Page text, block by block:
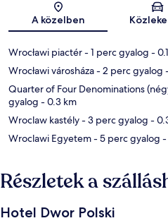
A közelben
Wrocławi piactér- 1 perc gyalog -
Wrocławi városháza- 2 perc gyalog
Quarter of Four Denominations
gyalog - 0.3 km
Wroclaw kastély- 3 perc gyalog -
Wroclawi Egyetem- 5 perc gyalog -
Részletek a
Hotel Dwor Polski